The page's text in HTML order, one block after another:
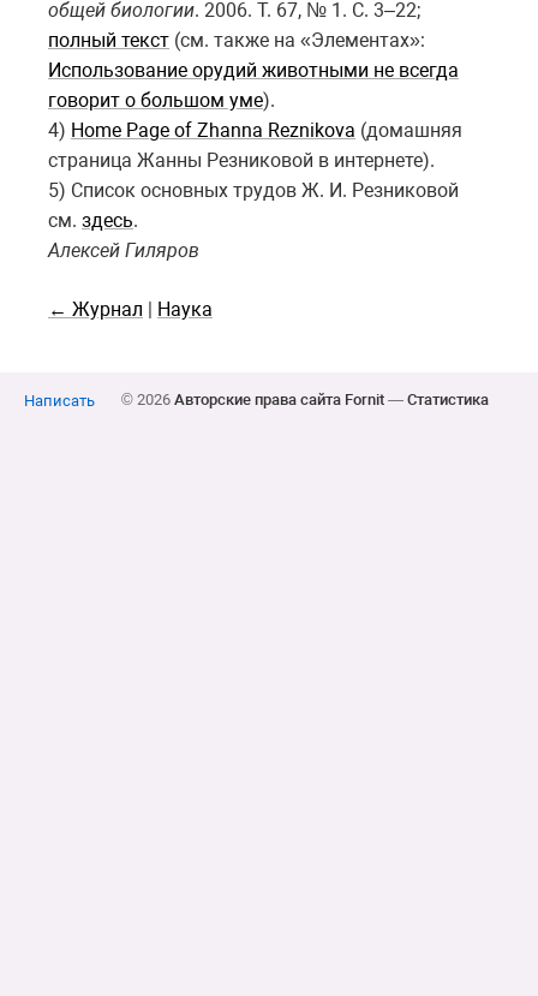
общей биологии. 2006. Т. 67, № 1. С. 3–22;
полный текст (см. также на «Элементах»:
Использование орудий животными не всегда
говорит о большом уме).
4) Home Page of Zhanna Reznikova (домашняя
страница Жанны Резниковой в интернете).
5) Список основных трудов Ж. И. Резниковой
см. здесь.
Алексей Гиляров
← Журнал | Наука
Написать © 2026 Авторские права сайта Fornit— Статистика